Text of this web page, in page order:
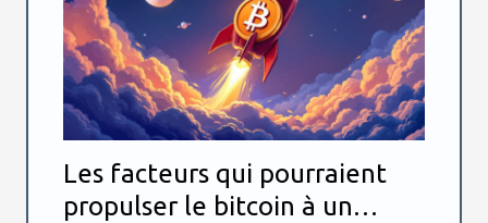
Les facteurs qui pourraient
propulser le bitcoin à un